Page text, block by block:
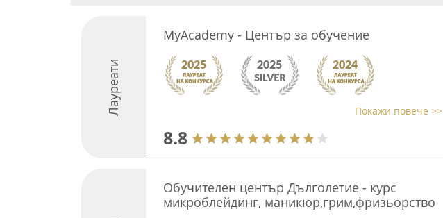
Лауреати
MyAcademy - Център за обучение
Покажи повече >>
8.8
Обучителен център Дълголетие - курс
микроблейдинг, маникюр,грим,фризьорство